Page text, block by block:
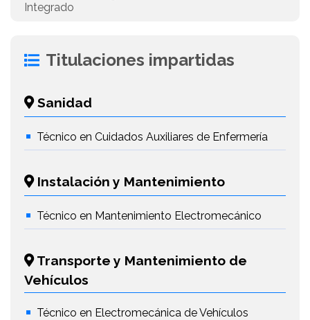
Integrado
Titulaciones impartidas
Sanidad
Técnico en Cuidados Auxiliares de Enfermería
Instalación y Mantenimiento
Técnico en Mantenimiento Electromecánico
Transporte y Mantenimiento de
Vehículos
Técnico en Electromecánica de Vehículos